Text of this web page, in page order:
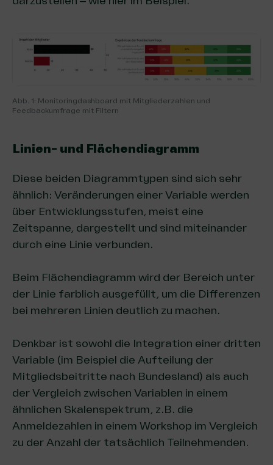
Abb. 1: Monitoringdashboard mit Mitgliederzahlen und
Feedbackumfrage mit Filtern
Linien- und Flächendiagramm
Diese beiden Diagrammtypen sind sich sehr
ähnlich: Veränderungen einer Variable werden
über Entwicklungsstufen, meist eine
Zeitspanne, dargestellt und sind miteinander
durch eine Linie verbunden.
Beim Flächendiagramm wird der Bereich unter
der Linie farblich ausgefüllt, um die Differenzen
bei mehreren Linien deutlich zu machen.
Denkbar ist sowohl die Integration einer dritten
Variable (im Beispiel die Aufteilung der
Mitgliedsbeitritte nach Bundesland) als auch
der Vergleich zwischen Variablen in einem
ähnlichen Skalenspektrum, z.B. die
Anmeldezahlen in einem Workshop im Vergleich
zu der Anzahl der tatsächlich Teilnehmenden.